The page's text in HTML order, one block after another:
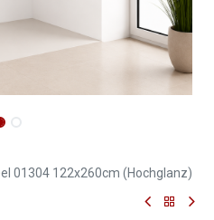
01304 122x260cm (Hochglanz)